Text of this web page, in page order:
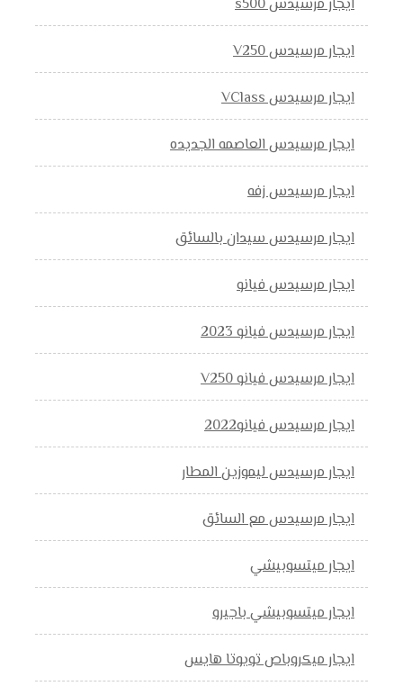
ايجار مرسيدس s500
ايجار مرسيدس V250
ايجار مرسيدس VClass
ايجار مرسيدس العاصمه الجديده
ايجار مرسيدس زفه
ايجار مرسيدس سيدان بالسائق
ايجار مرسيدس فيانو
ايجار مرسيدس فيانو 2023
ايجار مرسيدس فيانو V250
ايجار مرسيدس فيانو2022
ايجار مرسيدس ليموزين المطار
ايجار مرسيدس مع السائق
ايجار ميتسوبيشي
ايجار ميتسوبيشي باجيرو
ايجار ميكروباص تويوتا هايس